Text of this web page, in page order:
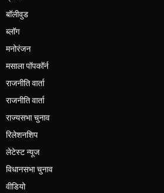
बॉलीवुड
ब्लॉग
मनोरंजन
मसाला पॉपकॉर्न
राजनीति वार्ता
राजनीति वार्ता
राज्यसभा चुनाव
रिलेशनशिप
लेटेस्ट न्यूज
विधानसभा चुनाव
वीडियो